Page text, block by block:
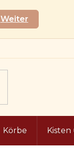
Weiter
Körbe